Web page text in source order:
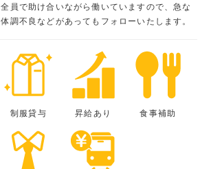
全員で助け合いながら働いていますので、急な
体調不良などがあってもフォローいたします。
制服貸与 昇給あり 食事補助